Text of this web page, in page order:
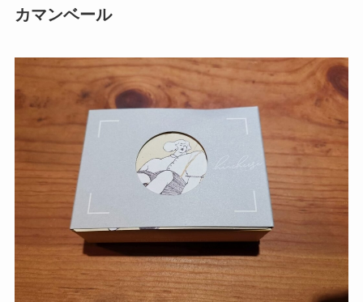
カマンベール